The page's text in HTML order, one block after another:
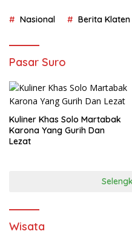
Nasional Berita Klaten
Pasar Suro
Kuliner Khas Solo Martabak
Karona Yang Gurih Dan
Lezat
Wisata